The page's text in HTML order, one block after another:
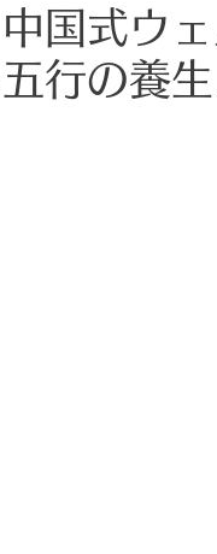
Mental Health
国式ウ
行の養